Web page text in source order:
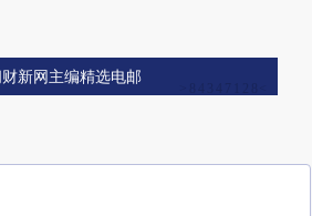
新网主编精选电邮